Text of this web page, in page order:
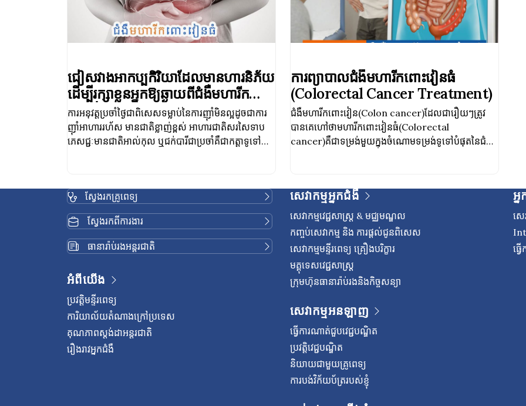
ជៀសវាងអាកប្បកិរិយាដែលមានហារនិភ័យ
ដើម្បីរក្សាខ្លួនអ្នកឱ្យឆ្ងាយពីជំងឺមហារីក
ពោះវៀនធំ – Keep Away from
Colorectal Cancer
ការអនុវត្តប្រចាំថ្ងៃជាពិសេសទម្លាប់នៃការញ៉ាំមិនល្អដូចជាការ
ញ៉ាំអាហាររហ័ស មានជាតិខ្លាញ់ខ្ពស់ អាហារជាតិសរសៃទាប
ភេសជ្ជៈមានជាតិអាល់កុល ឬជក់បារីជាប្រចាំគឺជាកត្តាទូទៅ
គិតថាអ្នកនៅឆ្ងាយពីជំងឺមហារីក។
ការព្យាបាលជំងឺមហារីកពោះវៀនធំ
(Colorectal Cancer Treatment)
ជំងឺមហារីកពោះវៀន(Colon cancer)ដែលជារឿយៗត្រូវ
បានគេហៅថាមហារីកពោះវៀនធំ(Colorectal
cancer)គឺជាទម្រង់មួយក្នុងចំណោមទម្រង់ទូទៅបំផុតនៃជំងឺ
ពោះវៀនធំ(Colon cancer vs. Colorectal cancer)?
ជំងឺមហារីកពោះវៀន(Colon cancer)គឺជាជំងឺសាហាវដែល
ចាប់ផ្តើមពីពោះវៀនតូចឬពោះវៀនធំ។ ពោះវៀនធំគឺជាសរីរាង្គ
ដែលមានរាងដូចបំពង់វែងនៅជិតចុងបញ្ចប់នៃប្រព័ន្ធរំលាយ
អាហារ។ បន្ទាប់ពីអាហារឆ្លងកាត់ក្រពះនិងពោះវៀនតូច
ស្វែងរកគ្រូពេទ្យ
ស្វែងរកពីការងារ
ធានារ៉ាប់រងអន្តរជាតិ
អំពីយើង
ប្រវត្តិមន្ទីរពេទ្យ
ការិយាល័យតំណាងក្រៅប្រទេស
គុណភាពស្តង់ដាអន្តរជាតិ
រឿងរាវអ្នកជំងឺ
សេវាកម្មអ្នកជំងឺ
សេវាកម្មវេជ្ជសាស្រ្ត & មជ្ឈមណ្ឌល
កញ្ចប់សេវាកម្ម និង ការផ្តល់ជូនពិសេស
សេវាកម្មមន្ទីរពេទ្យ គ្រឿងបរិក្ខារ
មគ្គុទេសវេជ្ជសាស្ត្រ
ក្រុមហ៊ុនធានារ៉ាប់រងនិងកិច្ចសន្យា
សេវាកម្មអនឡាញ
ធ្វើការណាត់ជួបវេជ្ជបណ្ឌិត
ប្រវត្តិវេជ្ជបណ្ឌិត
និយាយជាមួយគ្រូពេទ្យ
ការបង់វិក័យប័ត្ររបស់ខ្ញុំ
អ្
សេ
ធ្វ